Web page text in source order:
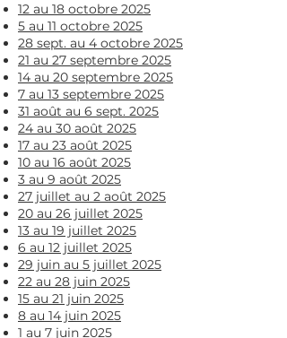
12 au 18 octobre 2025​​​
5 au 11 octobre 2025​​​
28 sept. au 4 octobre 2025​​​
21 au 27 septembre 2025​​​
14 au 20 septembre 2025​​​
7 au 13 septembre 2025​​​
31 août au 6 sept. 2025​​​
24 au 30 août 2025​​​
17 au 23 août 2025​​​
10 au 16 août 2025​​​
3 au 9 août 2025​​​
27 juillet au 2 août 2025​​​
20 au 26 juillet 2025​​​
13 au 19 juillet 2025​​​
6 au 12 juillet 2025​​​
29 juin au 5 juillet 2025
22 au 28 juin 2025​​​
15 au 21 juin 2025​​​
8 au 14 juin 2025​​​
1 au 7 juin 2025​​​